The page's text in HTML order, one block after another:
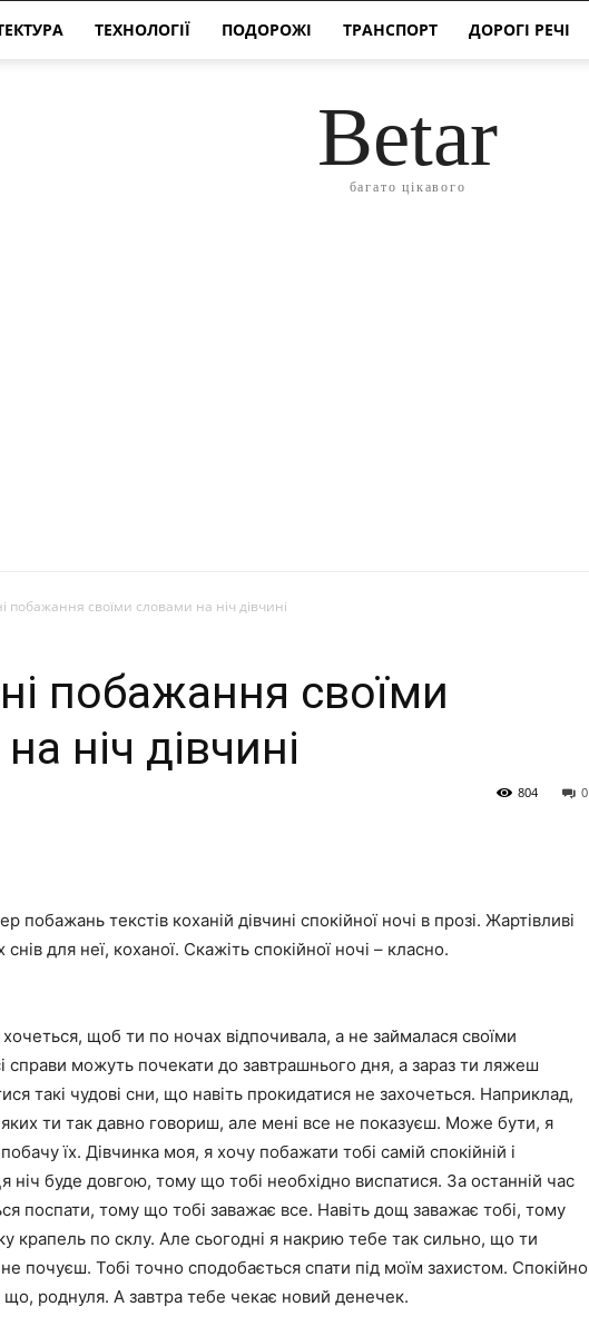
ТЕХНОЛОГІЇ ПОДОРОЖІ ТРАНСПОРТ ДОРОГІ РЕЧІ
Betar
багато цікавого
побажання своїми словами на ніч дівчині
побажання своїми
ніч дівчині
0
804
побажань текстів коханій дівчині спокійної ночі в прозі. Жартівливі
для неї, коханої. Скажіть спокійної ночі – класно.
щоб ти по ночах відпочивала, а не займалася своїми
справи можуть почекати до завтрашнього дня, а зараз ти ляжеш
такі чудові сни, що навіть прокидатися не захочеться. Наприклад,
ти так давно говориш, але мені все не показуєш. Може бути, я
їх. Дівчинка моя, я хочу побажати тобі самій спокійній і
ніч буде довгою, тому що тобі необхідно виспатися. За останній час
поспати, тому що тобі заважає все. Навіть дощ заважає тобі, тому
крапель по склу. Але сьогодні я накрию тебе так сильно, що ти
почуєш. Тобі точно сподобається спати під моїм захистом. Спокійно
що, роднуля. А завтра тебе чекає новий денечек.